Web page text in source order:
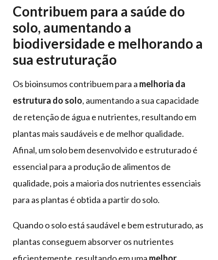
Contribuem para a saúde do
solo, aumentando a
biodiversidade e melhorando a
sua estruturação
Os bioinsumos contribuem para a melhoria da
estrutura do solo, aumentando a sua capacidade
de retenção de água e nutrientes, resultando em
plantas mais saudáveis e de melhor qualidade.
Afinal, um solo bem desenvolvido e estruturado é
essencial para a produção de alimentos de
qualidade, pois a maioria dos nutrientes essenciais
para as plantas é obtida a partir do solo.
Quando o solo está saudável e bem estruturado, as
plantas conseguem absorver os nutrientes